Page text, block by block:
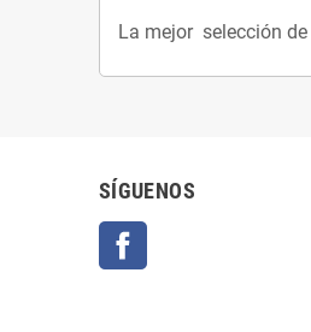
La mejor selección de
SÍGUENOS